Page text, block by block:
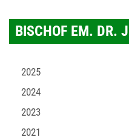
BISCHOF EM. DR.
2025
2024
2023
2021